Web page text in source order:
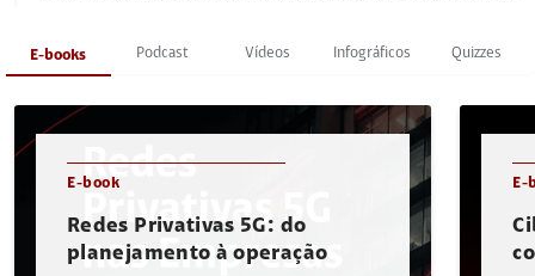
E-books Podcast Vídeos Infográficos Quizzes
E-book
Redes Privativas 5G: do
planejamento à operação
E-